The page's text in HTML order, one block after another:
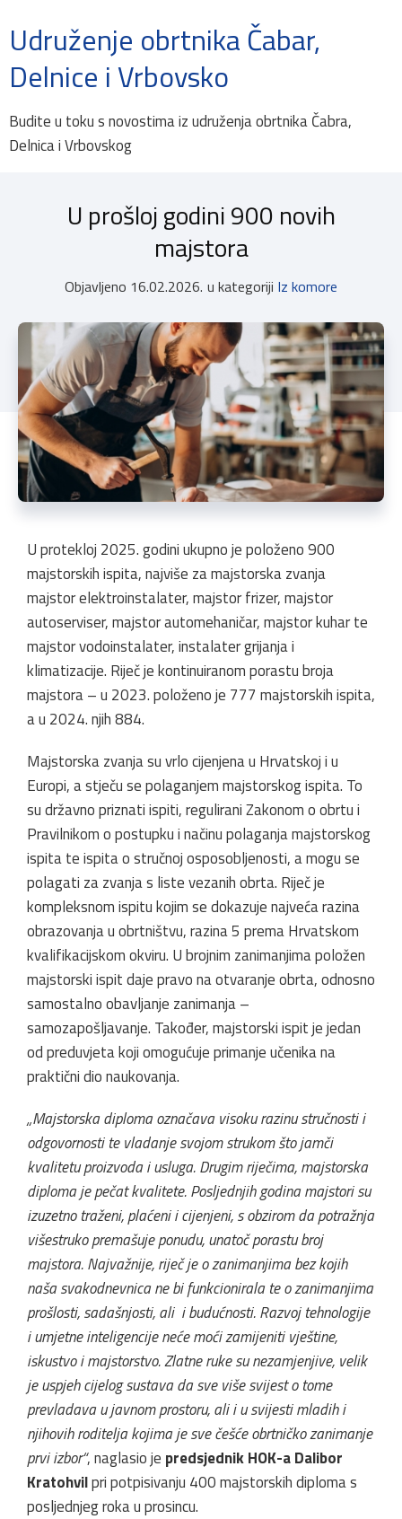
Udruženje obrtnika Čabar,
Delnice i Vrbovsko
Budite u toku s novostima iz udruženja obrtnika Čabra,
Delnica i Vrbovskog
U prošloj godini 900 novih
majstora
Objavljeno 16.02.2026. u kategoriji Iz komore
U protekloj 2025. godini ukupno je položeno 900
majstorskih ispita, najviše za majstorska zvanja
majstor elektroinstalater, majstor frizer, majstor
autoserviser, majstor automehaničar, majstor kuhar te
majstor vodoinstalater, instalater grijanja i
klimatizacije. Riječ je kontinuiranom porastu broja
majstora – u 2023. položeno je 777 majstorskih ispita,
a u 2024. njih 884.
Majstorska zvanja su vrlo cijenjena u Hrvatskoj i u
Europi, a stječu se polaganjem majstorskog ispita. To
su državno priznati ispiti, regulirani Zakonom o obrtu i
Pravilnikom o postupku i načinu polaganja majstorskog
ispita te ispita o stručnoj osposobljenosti, a mogu se
polagati za zvanja s liste vezanih obrta. Riječ je
kompleksnom ispitu kojim se dokazuje najveća razina
obrazovanja u obrtništvu, razina 5 prema Hrvatskom
kvalifikacijskom okviru. U brojnim zanimanjima položen
majstorski ispit daje pravo na otvaranje obrta, odnosno
samostalno obavljanje zanimanja –
samozapošljavanje. Također, majstorski ispit je jedan
od preduvjeta koji omogućuje primanje učenika na
praktični dio naukovanja.
„Majstorska diploma označava visoku razinu stručnosti i
odgovornosti te vladanje svojom strukom što jamči
kvalitetu proizvoda i usluga. Drugim riječima, majstorska
diploma je pečat kvalitete. Posljednjih godina majstori su
izuzetno traženi, plaćeni i cijenjeni, s obzirom da potražnja
višestruko premašuje ponudu, unatoč porastu broj
majstora. Najvažnije, riječ je o zanimanjima bez kojih
naša svakodnevnica ne bi funkcionirala te o zanimanjima
prošlosti, sadašnjosti, ali i budućnosti. Razvoj tehnologije
i umjetne inteligencije neće moći zamijeniti vještine,
iskustvo i majstorstvo. Zlatne ruke su nezamjenjive, velik
je uspjeh cijelog sustava da sve više svijest o tome
prevladava u javnom prostoru, ali i u svijesti mladih i
njihovih roditelja kojima je sve češće obrtničko zanimanje
prvi izbor“, naglasio je predsjednik HOK-a Dalibor
Kratohvilpri potpisivanju 400 majstorskih diploma s
posljednjeg roka u prosincu.